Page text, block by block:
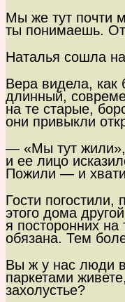
Мы же тут почти
ты понимаешь.
Наталья сошла
Вера видела,
длинный,
на те старые,
они привыкли
— «Мы тут
и ее лицо
Пожили — и
Гости погостили,
этого дома
я посторонних на
обязана. Тем
Вы ж у нас люди
паркетами
захолустье?